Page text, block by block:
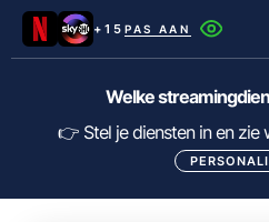
+15 PAS AAN
Netflix
Disney+
Welke
👉 Stel je diensten in en zie